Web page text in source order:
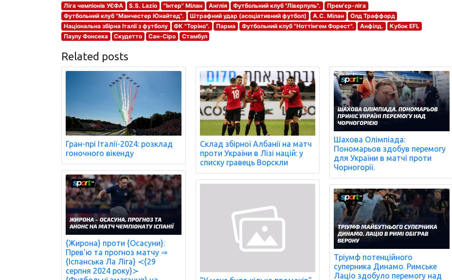
Ліга чемпіонів УЄФА S.S. Lazio "Інтер" Мілан Англія Футбольний клуб "Ліверпуль".
Прем'єр-ліга
Футбольний клуб "Манчестер Юнайтед".
Штрафний удар (асоціативний футбол) A.C. Мілан
Олд Траффорд
Національна збірна Італії з футболу
ФК "Торіно". Парма Футбольний клуб "Ноттінгем Форест". Анфілд.
Кубок EFL
Паулу Фонсека
Скудетто Сан-Сіро Стамбул
Related posts
Гран-прі Італії-2024: розклад
гоночного вікенду
{Жирона} проти {Осасуни}:
Прев'ю та прогноз матчу ⇒
{Іспанська Ла Ліга} ≺{29
серпня 2024 року}≻
Склад збірної Албанії на матч
проти України в Лізі націй: у
списку гравець Ворскли
Шахова Олімпіада:
Пономарьов здобув перемогу
для України в матчі проти
Чорногорії.
Тріумф потенційного
суперника Динамо. Римське
Лаціо здобуло перемогу над